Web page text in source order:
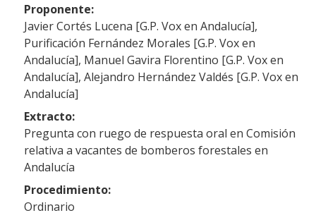
Proponente:
Javier Cortés Lucena [G.P. Vox en Andalucía],
Purificación Fernández Morales [G.P. Vox en
Andalucía], Manuel Gavira Florentino [G.P. Vox en
Andalucía], Alejandro Hernández Valdés [G.P. Vox en
Andalucía]
Extracto:
Pregunta con ruego de respuesta oral en Comisión
relativa a vacantes de bomberos forestales en
Andalucía
Procedimiento:
Ordinario